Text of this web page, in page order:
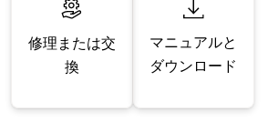
修理または交
換
マニュアルと
ダウンロード